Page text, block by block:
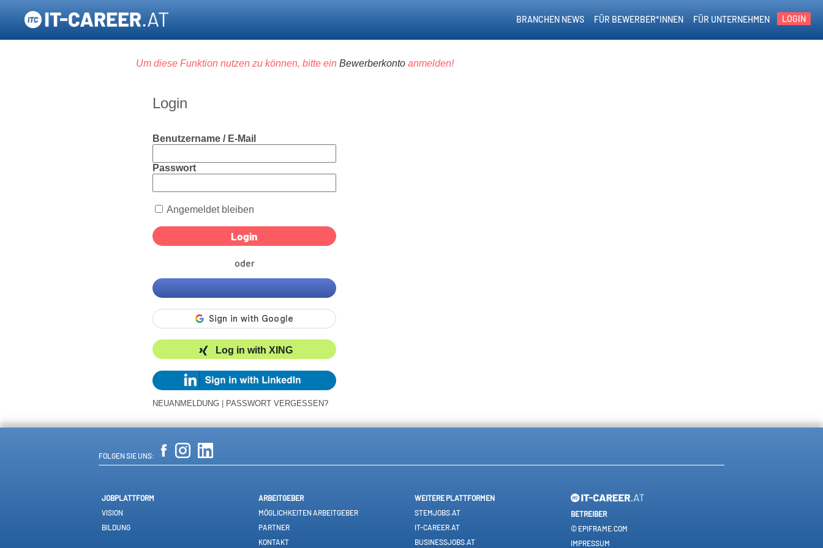
LOGIN
FÜR UNTERNEHMEN
FÜR BEWERBER*INNEN
BRANCHEN NEWS
Um diese Funktion nutzen zu können, bitte ein Bewerberkonto anmelden!
Login
Benutzername / E-Mail
Passwort
Angemeldet bleiben
oder
Log in with XING
NEUANMELDUNG PASSWORT VERGESSEN?
FOLGEN SIE UNS:
JOBPLATTFORM
VISION
BILDUNG
ARBEITGEBER
MÖGLICHKEITEN ARBEITGEBER
PARTNER
KONTAKT
WEITERE PLATTFORMEN
STEMJOBS.AT
IT-CAREER.AT
BUSINESSJOBS.AT
BETREIBER
© EPIFRAME.COM
IMPRESSUM